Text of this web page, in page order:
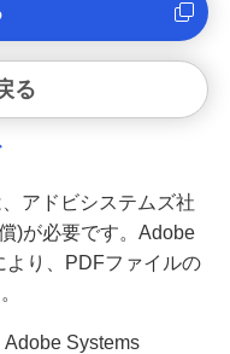
る
アドビシステムズ社
)が必要です。Adobe
より、PDFファイルの
Systems